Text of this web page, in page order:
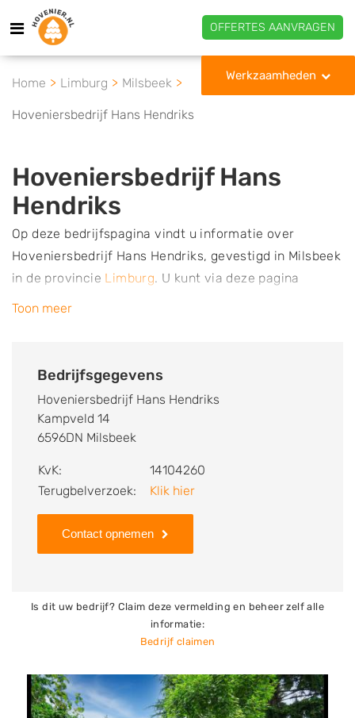
OFFERTES AANVRAGEN
Werkzaamheden
Home Limburg Milsbeek
Hoveniersbedrijf Hans Hendriks
Hoveniersbedrijf Hans
Hendriks
Op deze bedrijfspagina vindt u informatie over
Hoveniersbedrijf Hans Hendriks, gevestigd in Milsbeek
in de provincie Limburg. U kunt via deze pagina
eenvoudig contact met het bedrijf opnemen door te
kunt u snel zien welke zaken Hoveniersbedrijf Hans
beoordeling of review achterlaten als u al ervaring
heeft met dit bedrijf.
Zoekt u een ander bedrijf? Bekijk dan andere
hoveniers en bedrijven inMilsbeek
Toon meer
Bedrijfsgegevens
Hoveniersbedrijf Hans Hendriks
Kampveld 14
6596DN Milsbeek
KvK:
14104260
Terugbelverzoek:
Klik hier
Contact opnemen
Is dit uw bedrijf? Claim deze vermelding en beheer zelf alle
informatie:
Bedrijf claimen